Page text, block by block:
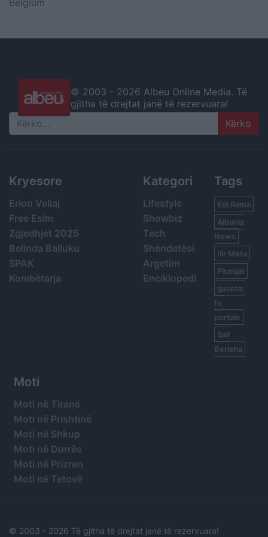
Belgium
© 2003 - 2026 Albeu Online Media. Të
gjitha të drejtat janë të rezervuara!
Search
Kryesore
Erion Veliaj
Free Esim
Zgjedhjet 2025
Belinda Balluku
SPAK
Kombëtarja
Kategori
Lifestyle
Showbiz
Tech
Shëndetësi
Argetim
Enciklopedi
Tags
Edi Rama
Albania
News
Ilir Meta
Piranjat
gazeta,
tv,
portale
Sali
Berisha
Moti
Moti në Tiranë
Moti në Prishtinë
Moti në Shkup
Moti në Durrës
Moti në Prizren
Moti në Tetovë
© 2003 - 2026 Të gjitha të drejtat janë të rezervuara!